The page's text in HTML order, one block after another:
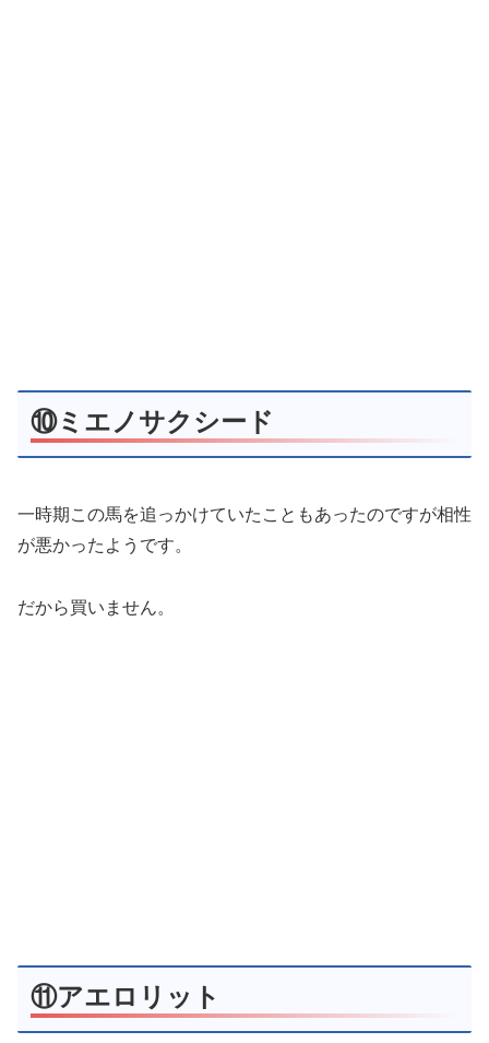
⑩ミエノサクシード
一時期この馬を追っかけていたこともあったのですが相性
が悪かったようです。
だから買いません。
⑪アエロリット